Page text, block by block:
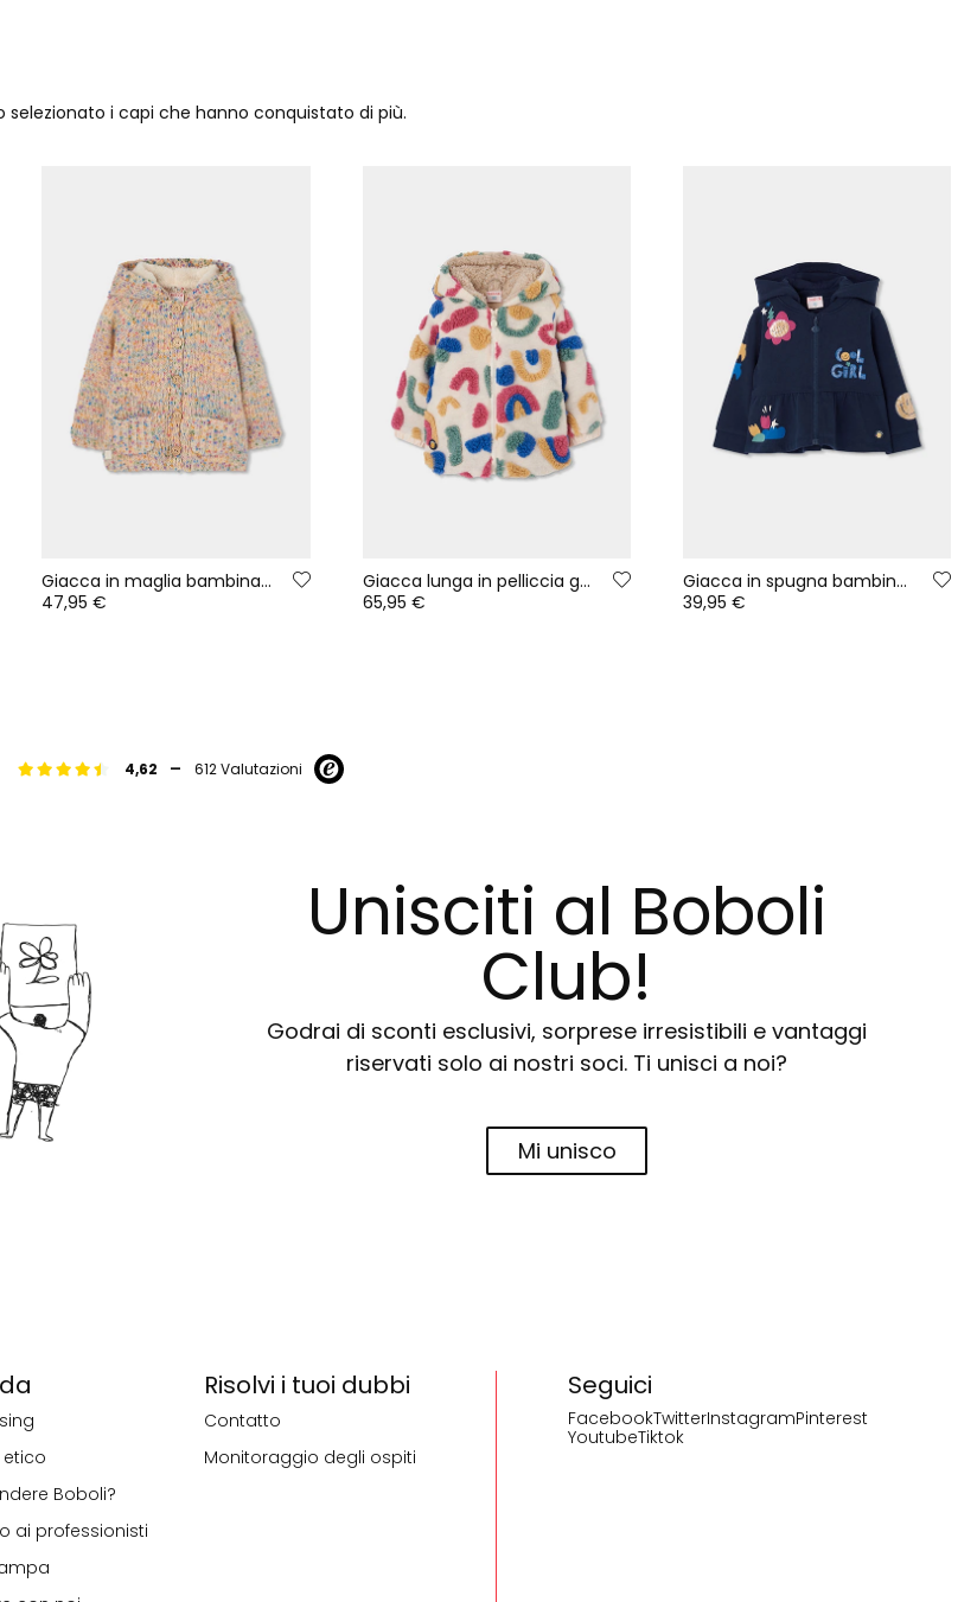
i capi che hanno conquistato di più.
Giacca in maglia bambina ecru multicolore con cappuccio
47,95 €
Giacca lunga in pelliccia grezza da bambina con stampa multicolore
65,95 €
Giacca in spugna bambina blu navy stampata a fiori
39,95 €
4,62 - 612 Valutazioni
Unisciti al Boboli
Club!
Godrai di sconti esclusivi, sorprese irresistibili e vantaggi
riservati solo ai nostri soci. Ti unisci a noi?
Mi unisco
Seguici
FacebookTwitterInstagramPinterest
YoutubeTiktok
Boboli?
ai professionisti
Risolvi i tuoi dubbi
Contatto
Monitoraggio degli ospiti